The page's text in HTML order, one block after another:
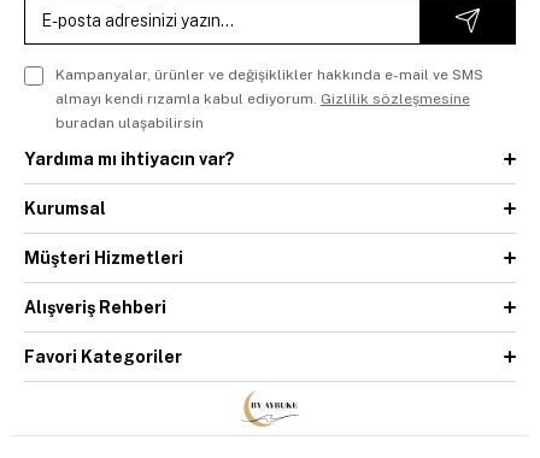
Kampanyalar, ürünler ve değişiklikler hakkında e-mail ve SMS
almayı kendi rızamla kabul ediyorum. Gizlilik sözleşmesine
buradan ulaşabilirsin
Yardıma mı ihtiyacın var?
Kurumsal
Müşteri Hizmetleri
Alışveriş Rehberi
Favori Kategoriler